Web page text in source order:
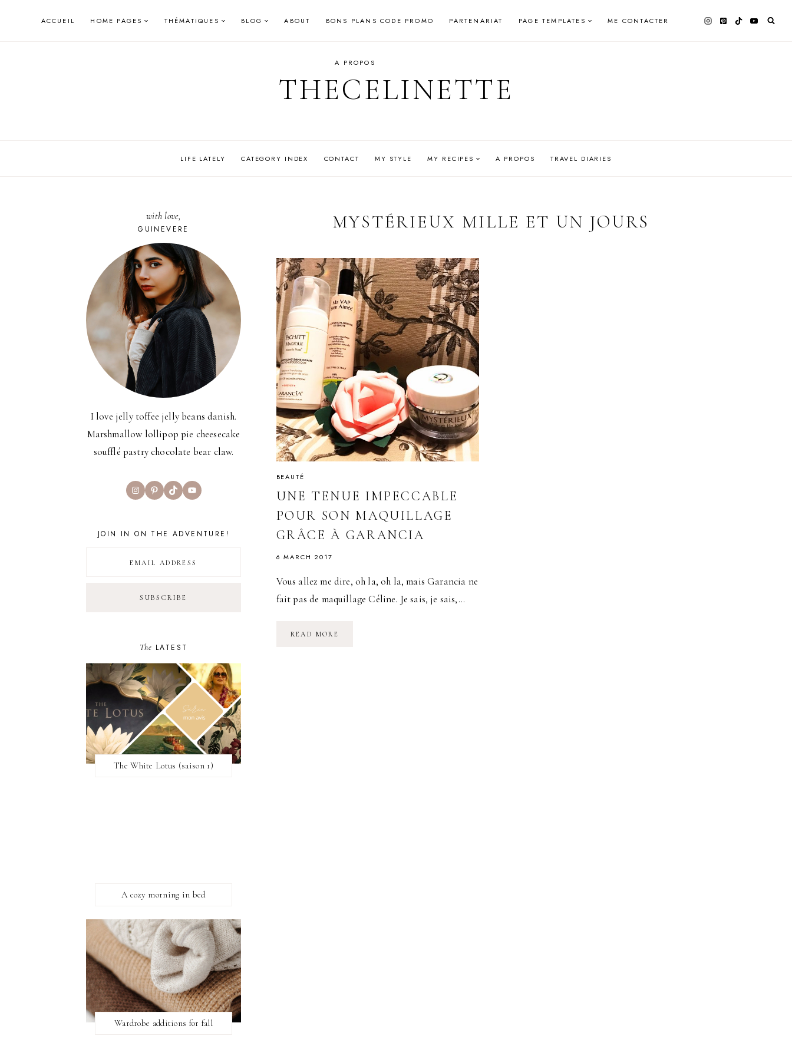
ACCUEIL HOME PAGES THÉMATIQUES BLOG ABOUT BONS PLANS CODE PROMO PARTENARIAT PAGE TEMPLATES ME CONTACTER
A PROPOS
THECELINETTE
LIFE LATELY CATEGORY INDEX CONTACT MY STYLE MY RECIPES A PROPOS TRAVEL DIARIES
MYSTÉRIEUX MILLE ET UN JOURS
BEAUTÉ
UNE TENUE IMPECCABLE
POUR SON MAQUILLAGE
GRÂCE À GARANCIA
6 MARCH 2017
Vous allez me dire, oh la, oh la, mais Garancia ne
fait pas de maquillage Céline. Je sais, je sais,…
READ MORE
with love,
GUINEVERE
I love jelly toffee jelly beans danish.
Marshmallow lollipop pie cheesecake
soufflé pastry chocolate bear claw.
InstagramPinterest
TikTokYouTube
JOIN IN ON THE ADVENTURE!
The LATEST
The White Lotus (saison 1)
A cozy morning in bed
Wardrobe additions for fall